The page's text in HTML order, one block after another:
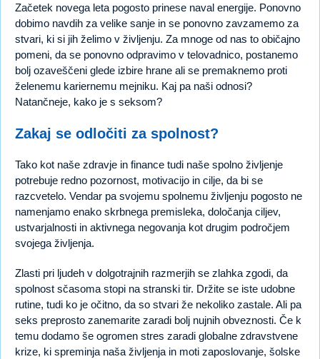
Začetek novega leta pogosto prinese naval energije. Ponovno
dobimo navdih za velike sanje in se ponovno zavzamemo za
stvari, ki si jih želimo v življenju. Za mnoge od nas to običajno
pomeni, da se ponovno odpravimo v telovadnico, postanemo
bolj ozaveščeni glede izbire hrane ali se premaknemo proti
želenemu kariernemu mejniku. Kaj pa naši odnosi?
Natančneje, kako je s seksom?
Zakaj se odločiti za spolnost?
Tako kot naše zdravje in finance tudi naše spolno življenje
potrebuje redno pozornost, motivacijo in cilje, da bi se
razcvetelo. Vendar pa svojemu spolnemu življenju pogosto ne
namenjamo enako skrbnega premisleka, določanja ciljev,
ustvarjalnosti in aktivnega negovanja kot drugim področjem
svojega življenja.
Zlasti pri ljudeh v dolgotrajnih razmerjih se zlahka zgodi, da
spolnost sčasoma stopi na stranski tir. Držite se iste udobne
rutine, tudi ko je očitno, da so stvari že nekoliko zastale. Ali pa
seks preprosto zanemarite zaradi bolj nujnih obveznosti. Če k
temu dodamo še ogromen stres zaradi globalne zdravstvene
krize, ki spreminja naša življenja in moti zaposlovanje, šolske